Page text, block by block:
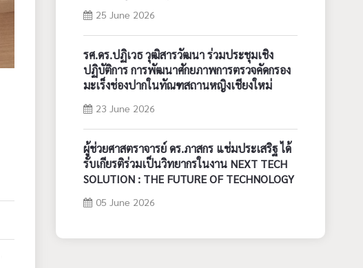
25 June 2026
รศ.ดร.ปฏิเวธ วุฒิสารวัฒนา ร่วมประชุมเชิง
ปฏิบัติการ การพัฒนาศักยภาพการตรวจคัดกรอง
มะเร็งช่องปากในทัณฑสถานหญิงเชียงใหม่
23 June 2026
ผู้ช่วยศาสตราจารย์ ดร.ภาสกร แช่มประเสริฐ ได้
รับเกียรติร่วมเป็นวิทยากรในงาน NEXT TECH
SOLUTION : THE FUTURE OF TECHNOLOGY
05 June 2026